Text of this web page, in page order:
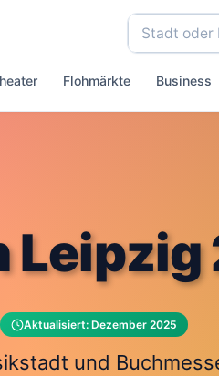
Flohmärkte Business
Leipzig
Aktualisiert: Dezember 2025
und